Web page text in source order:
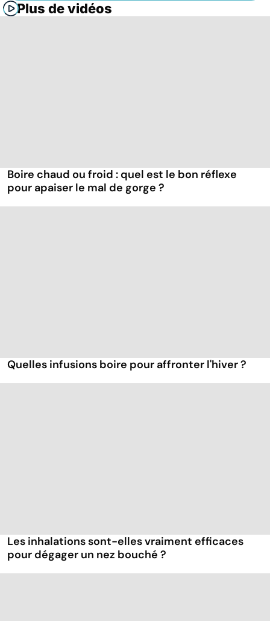
Plus de vidéos
Boire chaud ou froid : quel est le bon réflexe
pour apaiser le mal de gorge ?
Quelles infusions boire pour affronter l'hiver ?
Les inhalations sont-elles vraiment efficaces
pour dégager un nez bouché ?